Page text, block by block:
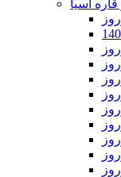
آسیا